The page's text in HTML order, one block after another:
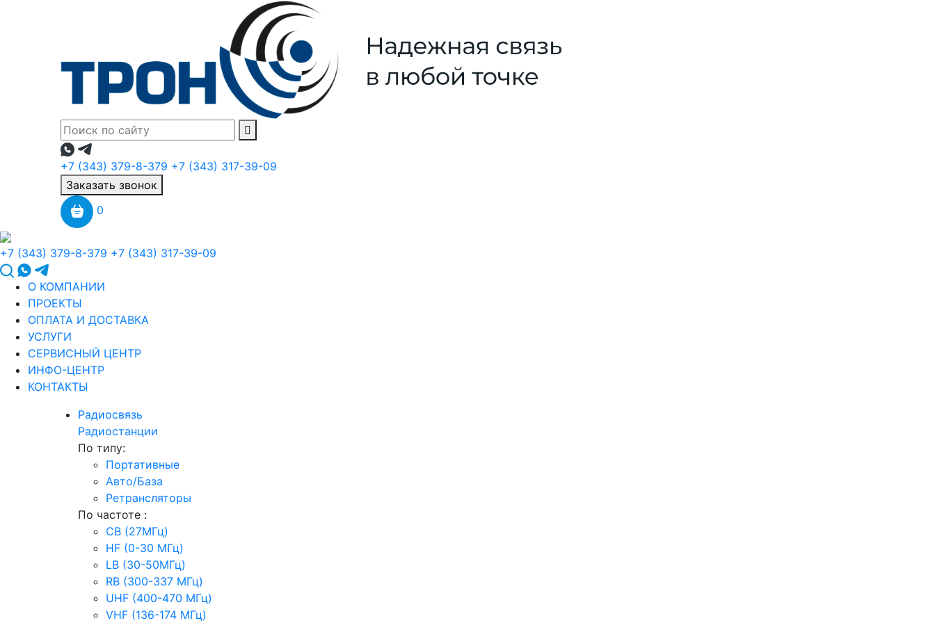
+7 (343) 379-8-379 +7 (343) 317-39-09
Заказать звонок
0
+7 (343) 379-8-379 +7 (343) 317-39-09
О КОМПАНИИ
ПРОЕКТЫ
ОПЛАТА И ДОСТАВКА
УСЛУГИ
СЕРВИСНЫЙ ЦЕНТР
ИНФО-ЦЕНТР
КОНТАКТЫ
Радиосвязь
Радиостанции
По типу:
Портативные
Авто/База
Ретрансляторы
По частоте :
CB (27МГц)
HF (0-30 МГц)
LB (30-50МГц)
RB (300-337 МГц)
UHF (400-470 МГц)
VHF (136-174 МГц)